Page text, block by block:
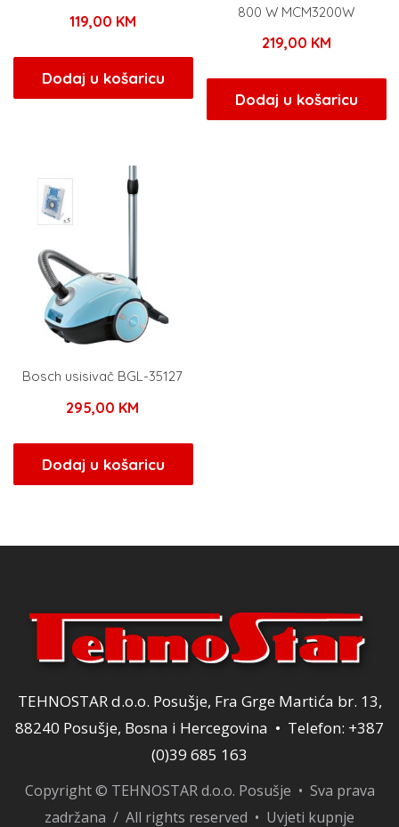
119,00 KM
Dodaj u košaricu
800 W MCM3200W
219,00 KM
Dodaj u košaricu
Bosch usisivač BGL-35127
295,00 KM
Dodaj u košaricu
TEHNOSTAR d.o.o. Posušje, Fra Grge Martića br. 13,
88240 Posušje, Bosna i Hercegovina • Telefon: +387
(0)39 685 163
Copyright © TEHNOSTAR d.o.o. Posušje • Sva prava
zadržana / All rights reserved • Uvjeti kupnje